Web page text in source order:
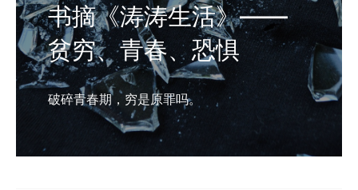
书摘《涛涛生活》——
贫穷、青春、恐惧
破碎青春期，穷是原罪吗。